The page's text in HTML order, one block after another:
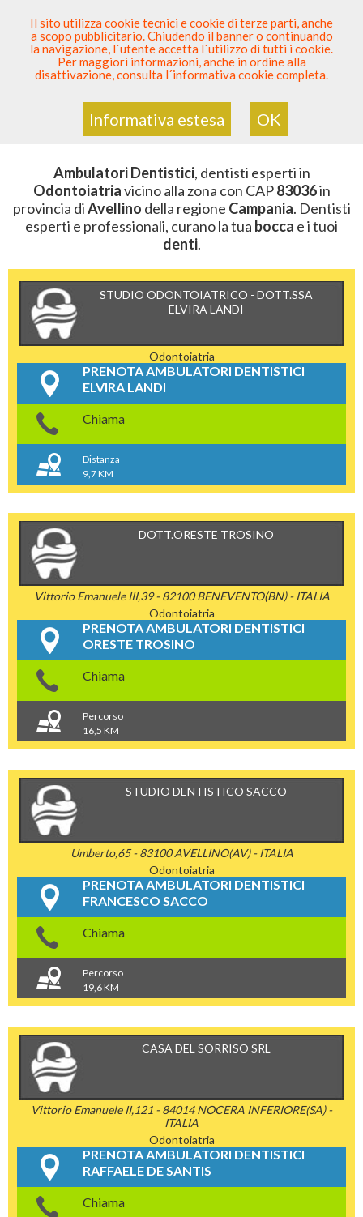
SEI DENTISTA? PARTECIPA
Sei QuiElenco Dentista Sicuro > Odontoiatria>
Ambulatori Dentistici>Campania>Avellino>CAP
83036
ZONA CON CAP 83036
Ambulatori Dentistici, dentisti esperti in
Odontoiatriavicino alla zona con CAP83036in
provincia diAvellino della regione Campania. Dentisti
esperti e professionali, curano la tua bocca e i tuoi
denti.
STUDIO ODONTOIATRICO - DOTT.SSA
ELVIRA LANDI
Odontoiatria
PRENOTA AMBULATORI DENTISTICI
ELVIRA LANDI
Chiama
Distanza
9,7 KM
DOTT.ORESTE TROSINO
Vittorio Emanuele III,39 - 82100 BENEVENTO(BN) - ITALIA
Odontoiatria
PRENOTA AMBULATORI DENTISTICI
ORESTE TROSINO
Chiama
Percorso
16,5 KM
STUDIO DENTISTICO SACCO
Umberto,65 - 83100 AVELLINO(AV) - ITALIA
Odontoiatria
PRENOTA AMBULATORI DENTISTICI
FRANCESCO SACCO
Chiama
Percorso
19,6 KM
CASA DEL SORRISO SRL
Vittorio Emanuele II,121 - 84014 NOCERA INFERIORE(SA) -
ITALIA
Odontoiatria
PRENOTA AMBULATORI DENTISTICI
RAFFAELE DE SANTIS
Chiama
Il sito utilizza cookie tecnici e cookie di terze parti, anche
a scopo pubblicitario. Chiudendo il banner o continuando
la navigazione, l´utente accetta l´utilizzo di tutti i cookie.
Per maggiori informazioni, anche in ordine alla
disattivazione, consulta l´informativa cookie completa.
Informativa estesa OK